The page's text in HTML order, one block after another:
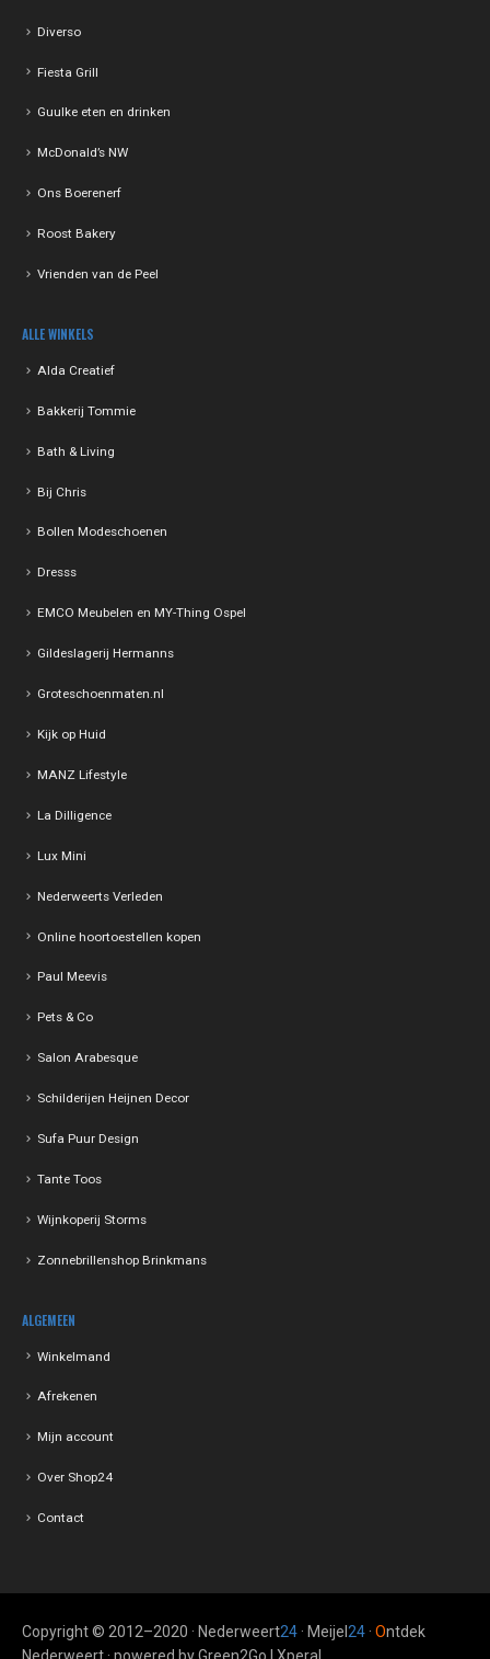
Diverso
Fiesta Grill
Guulke eten en drinken
McDonald’s NW
Ons Boerenerf
Roost Bakery
Vrienden van de Peel
ALLE WINKELS
Alda Creatief
Bakkerij Tommie
Bath & Living
Bij Chris
Bollen Modeschoenen
Dresss
EMCO Meubelen en MY-Thing Ospel
Gildeslagerij Hermanns
Groteschoenmaten.nl
Kijk op Huid
MANZ Lifestyle
La Dilligence
Lux Mini
Nederweerts Verleden
Online hoortoestellen kopen
Paul Meevis
Pets & Co
Salon Arabesque
Schilderijen Heijnen Decor
Sufa Puur Design
Tante Toos
Wijnkoperij Storms
Zonnebrillenshop Brinkmans
ALGEMEEN
Winkelmand
Afrekenen
Mijn account
Over Shop24
Contact
Copyright © 2012–2020 · Nederweert24 · Meijel 24 · Ontdek